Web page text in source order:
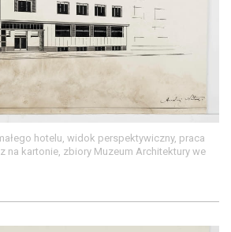
hotelu, widok perspektywiczny, praca
na kartonie, zbiory Muzeum Architektury we